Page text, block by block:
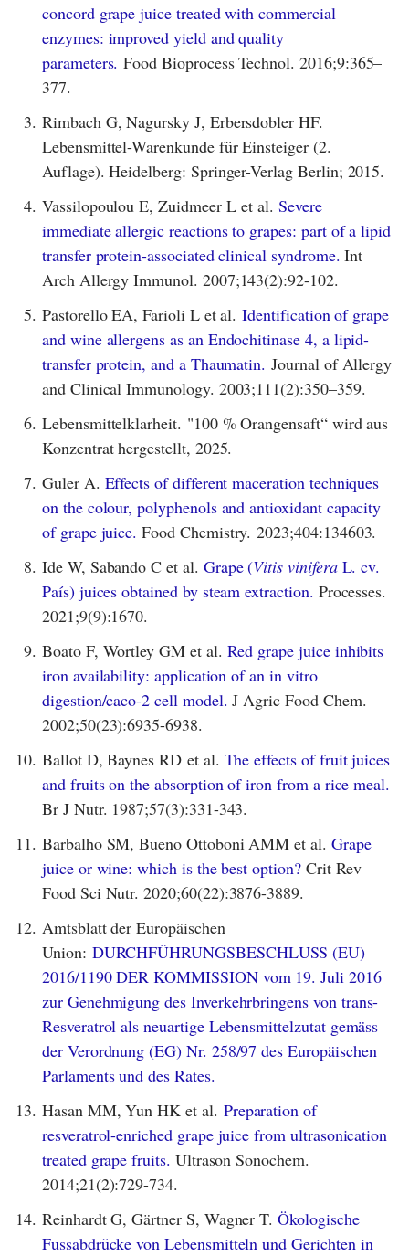
concord grape juice treated with commercial
enzymes: improved yield and quality
parameters. Food Bioprocess Technol. 2016;9:365–
377.
3. Rimbach G, Nagursky J, Erbersdobler HF.
Lebensmittel-Warenkunde für Einsteiger (2.
Auflage). Heidelberg: Springer-Verlag Berlin; 2015.
4. Vassilopoulou E, Zuidmeer L et al.Severe
immediate allergic reactions to grapes: part of a lipid
transfer protein-associated clinical syndrome. Int
Arch Allergy Immunol. 2007;143(2):92-102.
5. Pastorello EA, Farioli L et al.Identification of grape
and wine allergens as an Endochitinase 4, a lipid-
transfer protein, and a Thaumatin. Journal of Allergy
and Clinical Immunology. 2003;111(2):350–359.
6. Lebensmittelklarheit. "100 % Orangensaft“ wird aus
Konzentrat hergestellt, 2025.
7. Guler A. Effects of different maceration techniques
on the colour, polyphenols and antioxidant capacity
of grape juice. Food Chemistry. 2023;404:134603.
8. Ide W, Sabando C et al. Grape (Vitis viniferaL. cv.
País) juices obtained by steam extraction. Processes.
2021;9(9):1670.
9. Boato F, Wortley GM et al. Red grape juice inhibits
iron availability: application of an in vitro
digestion/caco-2 cell model. J Agric Food Chem.
2002;50(23):6935-6938.
10. Ballot D, Baynes RD et al. The effects of fruit juices
and fruits on the absorption of iron from a rice meal.
Br J Nutr. 1987;57(3):331-343.
11. Barbalho SM, Bueno Ottoboni AMM et al. Grape
juice or wine: which is the best option?Crit Rev
Food Sci Nutr. 2020;60(22):3876-3889.
12. Amtsblatt der Europäischen
Union: DURCHFÜHRUNGSBESCHLUSS (EU)
2016/1190 DER KOMMISSION vom 19. Juli 2016
zur Genehmigung des Inverkehrbringens von trans-
Resveratrol als neuartige Lebensmittelzutat gemäss
der Verordnung (EG) Nr. 258/97 des Europäischen
Parlaments und des Rates.
13. Hasan MM, Yun HK et al. Preparation of
resveratrol-enriched grape juice from ultrasonication
treated grape fruits. Ultrason Sonochem.
2014;21(2):729-734.
14. Reinhardt G, Gärtner S, Wagner T.Ökologische
Fussabdrücke von Lebensmitteln und Gerichten in